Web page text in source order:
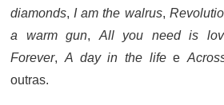
diamonds,I am the walrus,
a warm gun,All you need is
Forever,A day in the lifee
outras.